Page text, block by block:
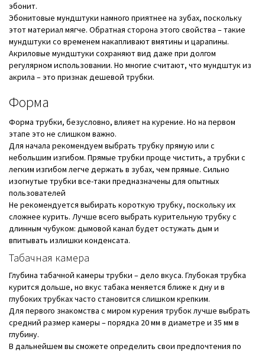
эбонит.
Эбонитовые мундштуки намного приятнее на зубах, поскольку
этот материал мягче. Обратная сторона этого свойства – такие
мундштуки со временем накапливают вмятины и царапины.
Акриловые мундштуки сохраняют вид даже при долгом
регулярном использовании. Но многие считают, что мундштук из
акрила – это признак дешевой трубки.
Форма
Форма трубки, безусловно, влияет на курение. Но на первом
этапе это не слишком важно.
Для начала рекомендуем выбрать трубку прямую или с
небольшим изгибом. Прямые трубки проще чистить, а трубки с
легким изгибом легче держать в зубах, чем прямые. Сильно
изогнутые трубки все-таки предназначены для опытных
пользователей
Не рекомендуется выбирать короткую трубку, поскольку их
сложнее курить. Лучше всего выбрать курительную трубку с
длинным чубуком: дымовой канал будет остужать дым и
впитывать излишки конденсата.
Табачная камера
Глубина табачной камеры трубки – дело вкуса. Глубокая трубка
курится дольше, но вкус табака меняется ближе к дну и в
глубоких трубках часто становится слишком крепким.
Для первого знакомства с миром курения трубок лучше выбрать
средний размер камеры – порядка 20 мм в диаметре и 35 мм в
глубину.
В дальнейшем вы сможете определить свои предпочтения по